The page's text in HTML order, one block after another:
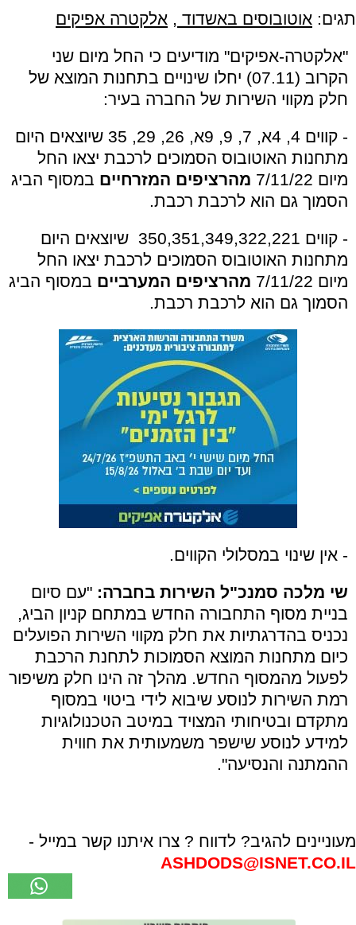
תגים: אוטובוסים באשדוד , אלקטרה אפיקים
"אלקטרה-אפיקים" מודיעים כי החל מיום שני
הקרוב (07.11) יחלו שינויים בתחנות המוצא של
חלק מקווי השירות של החברה בעיר:
- קווים 4, 4א, 7, 9, 9א, 26, 29, 35 שיוצאים היום
מתחנות האוטובוס הסמוכים לרכבת יצאו החל
מיום 7/11/22
מהרציפים המזרחיים במסוף הביג
הסמוך גם הוא לרכבת רכבת.
- קווים 350,351,349,322,221 שיוצאים היום
מתחנות האוטובוס הסמוכים לרכבת יצאו החל
מיום 7/11/22
מהרציפים המערביים במסוף הביג
הסמוך גם הוא לרכבת רכבת.
- אין שינוי במסלולי הקווים.
שי מלכה סמנכ"ל השירות בחברה: "עם סיום
בניית מסוף התחבורה החדש במתחם קניון הביג,
נכניס בהדרגתיות את חלק מקווי השירות הפועלים
כיום מתחנות המוצא הסמוכות לתחנת הרכבת
לפעול מהמסוף החדש. מהלך זה הינו חלק משיפור
רמת השירות לנוסע שיבוא לידי ביטוי במסוף
מתקדם ובטיחותי המצויד במיטב הטכנולוגיות
למידע לנוסע שישפר משמעותית את חווית
ההמתנה והנסיעה".
מעוניינים להגיב? לדווח ? צרו איתנו קשר במייל -
ASHDODS@ISNET.CO.IL